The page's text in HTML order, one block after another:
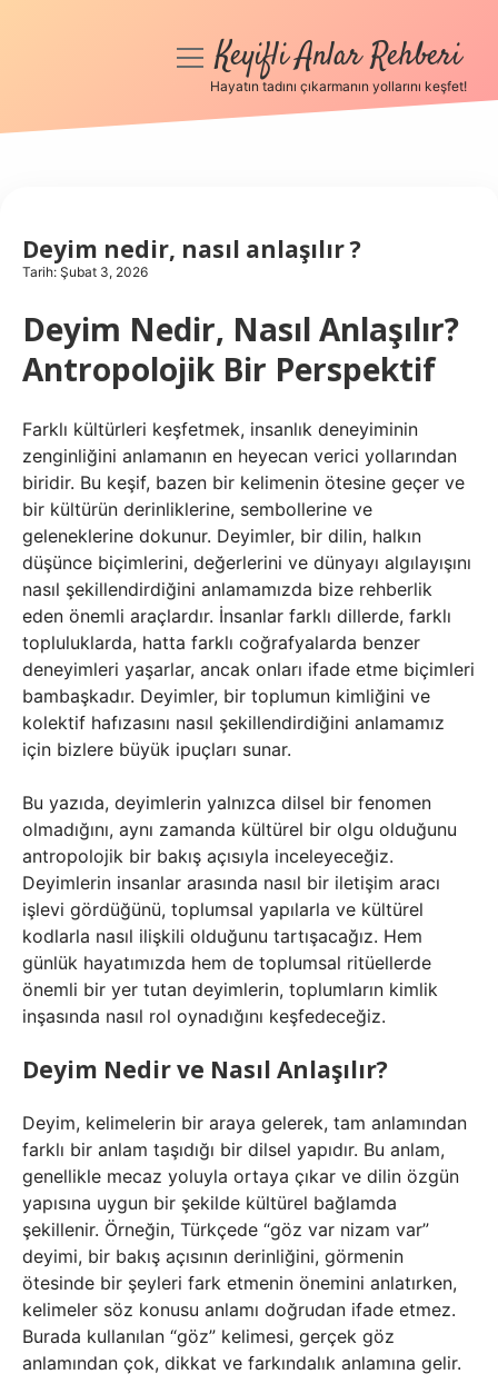
Anasayfa
Hakkımızda
menüyüKeyifli Anlar Rehberi
Hayatın tadını çıkarmanın yollarını keşfet!
Deyim nedir, nasıl anlaşılır ?
Tarih: Şubat 3, 2026
Deyim Nedir, Nasıl Anlaşılır?
Antropolojik Bir Perspektif
Farklı kültürleri keşfetmek, insanlık deneyiminin
zenginliğini anlamanın en heyecan verici yollarından
biridir. Bu keşif, bazen bir kelimenin ötesine geçer ve
bir kültürün derinliklerine, sembollerine ve
geleneklerine dokunur. Deyimler, bir dilin, halkın
düşünce biçimlerini, değerlerini ve dünyayı algılayışını
nasıl şekillendirdiğini anlamamızda bize rehberlik
eden önemli araçlardır. İnsanlar farklı dillerde, farklı
topluluklarda, hatta farklı coğrafyalarda benzer
deneyimleri yaşarlar, ancak onları ifade etme biçimleri
bambaşkadır. Deyimler, bir toplumun kimliğini ve
kolektif hafızasını nasıl şekillendirdiğini anlamamız
için bizlere büyük ipuçları sunar.
Bu yazıda, deyimlerin yalnızca dilsel bir fenomen
olmadığını, aynı zamanda kültürel bir olgu olduğunu
antropolojik bir bakış açısıyla inceleyeceğiz.
Deyimlerin insanlar arasında nasıl bir iletişim aracı
işlevi gördüğünü, toplumsal yapılarla ve kültürel
kodlarla nasıl ilişkili olduğunu tartışacağız. Hem
günlük hayatımızda hem de toplumsal ritüellerde
önemli bir yer tutan deyimlerin, toplumların kimlik
inşasında nasıl rol oynadığını keşfedeceğiz.
Deyim Nedir ve Nasıl Anlaşılır?
Deyim, kelimelerin bir araya gelerek, tam anlamından
farklı bir anlam taşıdığı bir dilsel yapıdır. Bu anlam,
genellikle mecaz yoluyla ortaya çıkar ve dilin özgün
yapısına uygun bir şekilde kültürel bağlamda
şekillenir. Örneğin, Türkçede “göz var nizam var”
deyimi, bir bakış açısının derinliğini, görmenin
ötesinde bir şeyleri fark etmenin önemini anlatırken,
kelimeler söz konusu anlamı doğrudan ifade etmez.
Burada kullanılan “göz” kelimesi, gerçek göz
anlamından çok, dikkat ve farkındalık anlamına gelir.